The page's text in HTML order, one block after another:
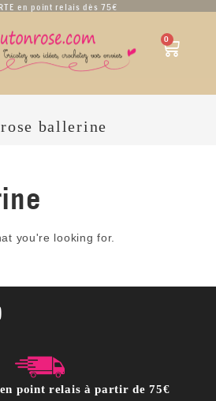
en point relais dès 75€
0
rose ballerine
you're looking for.
point relais à partir de 75€